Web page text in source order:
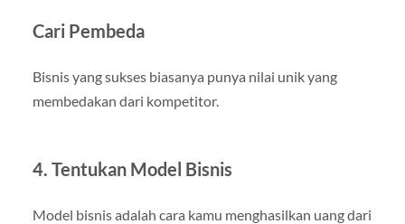
Cari Pembeda
Bisnis yang sukses biasanya punya nilai unik yang
membedakan dari kompetitor.
4. Tentukan Model Bisnis
Model bisnis adalah cara kamu menghasilkan uang dari